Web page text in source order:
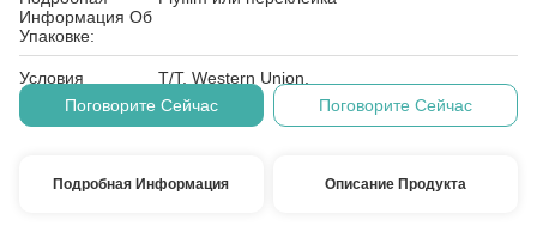
Информация Об
Упаковке:
Условия
Оплаты:
T/T, Western Union,
Поговорите Сейчас
Поговорите Сейчас
Подробная Информация Описание Продукта